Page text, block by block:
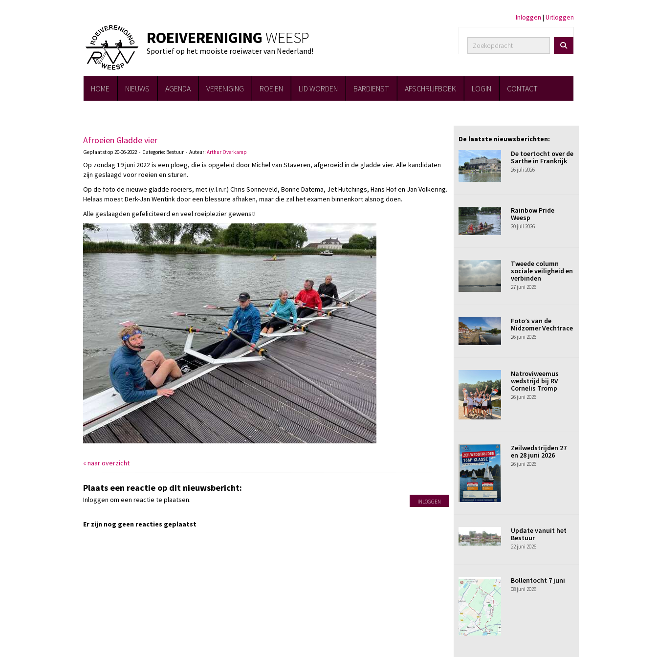
ROEIVERENIGING WEESP
Sportief op het mooiste roeiwater van Nederland!
Inloggen | Uitloggen
HOME NIEUWS AGENDA VERENIGING ROEIEN LID WORDEN BARDIENST AFSCHRIJFBOEK LOGIN CONTACT
Afroeien Gladde vier
Geplaatst op 20-06-2022 - Categorie: Bestuur - Auteur: Arthur Overkamp
Op zondag 19 juni 2022 is een ploeg, die is opgeleid door Michel van Staveren, afgeroeid in de gladde vier. Alle kandidaten
zijn geslaagd voor roeien en sturen.
Op de foto de nieuwe gladde roeiers, met (v.l.n.r.) Chris Sonneveld, Bonne Datema, Jet Hutchings, Hans Hof en Jan Volkering.
Helaas moest Derk-Jan Wentink door een blessure afhaken, maar die zal het examen binnenkort alsnog doen.
Alle geslaagden gefeliciteerd en veel roeiplezier gewenst!
« naar overzicht
Plaats een reactie op dit nieuwsbericht:
Inloggen om een reactie te plaatsen. INLOGGEN
Er zijn nog geen reacties geplaatst
De laatste nieuwsberichten:
De toertocht over de
Sarthe in Frankrijk
26 juli 2026
Rainbow Pride
Weesp
20 juli 2026
Tweede column
sociale veiligheid en
verbinden
27 juni 2026
Foto’s van de
Midzomer Vechtrace
26 juni 2026
Natroviweemus
wedstrijd bij RV
Cornelis Tromp
26 juni 2026
Zeilwedstrijden 27
en 28 juni 2026
26 juni 2026
Update vanuit het
Bestuur
22 juni 2026
Bollentocht 7 juni
08 juni 2026